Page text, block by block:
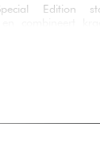
Edition
als